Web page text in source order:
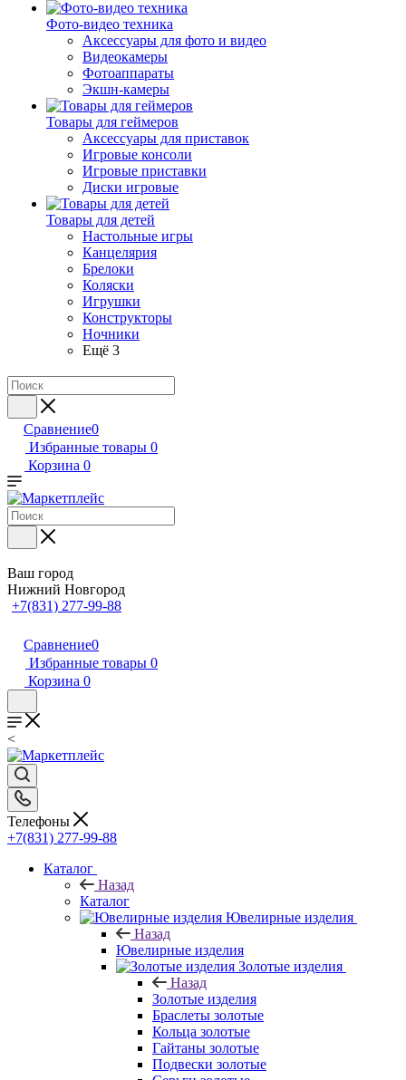
Фото-видео техника
Аксессуары для фото и видео
Видеокамеры
Фотоаппараты
Экшн-камеры
Товары для геймеров
Аксессуары для приставок
Игровые консоли
Игровые приставки
Диски игровые
Товары для детей
Настольные игры
Канцелярия
Брелоки
Коляски
Игрушки
Конструкторы
Ночники
Ещё 3
Сравнение0
Избранные товары 0
Корзина 0
Ваш город
Нижний Новгород
+7(831) 277-99-88
Сравнение0
Избранные товары 0
Корзина 0
<
Телефоны
+7(831) 277-99-88
Каталог
Назад
Каталог
Ювелирные изделия
Назад
Ювелирные изделия
Золотые изделия
Назад
Золотые изделия
Браслеты золотые
Кольца золотые
Гайтаны золотые
Подвески золотые